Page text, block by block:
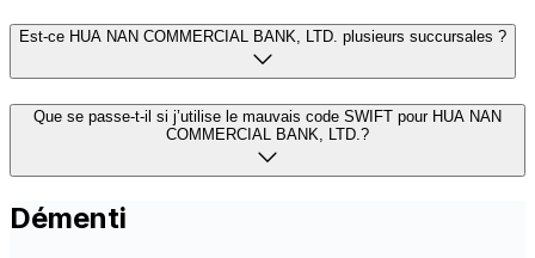
Est-ce HUA NAN COMMERCIAL BANK, LTD. plusieurs succursales ?
Que se passe-t-il si j’utilise le mauvais code SWIFT pour HUA NAN
COMMERCIAL BANK, LTD.?
Démenti